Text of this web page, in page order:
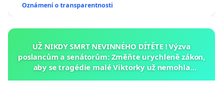
Oznámení o transparentnosti
UŽ NIKDY SMRT NEVINNÉHO DÍTĚTE ! Výzva
poslancům a senátorům: Změňte urychleně zákon,
aby se tragédie malé Viktorky už nemohla